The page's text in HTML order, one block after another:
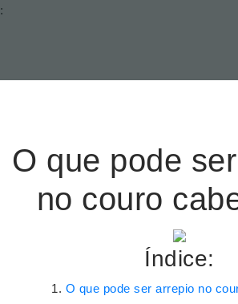
:
O que pode
no couro
Índice:
O que pode ser arrepio no